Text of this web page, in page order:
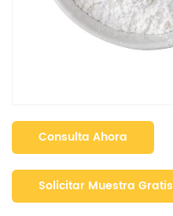
Consulta Ahora
Solicitar Muestra Gratis